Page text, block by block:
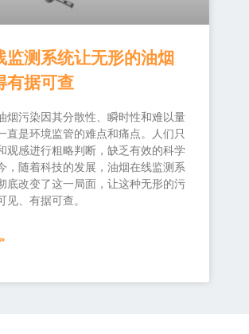
监测系统让无形的油烟
有据可查
烟污染因其分散性、瞬时性和难以量
直是环境监管的难点和痛点。人们只
观感进行粗略判断，缺乏有效的科学
，随着科技的发展，油烟在线监测系
底改变了这一局面，让这种无形的污
见、有据可查。